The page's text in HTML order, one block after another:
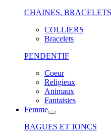
CHAINES,
COLLIERS
Bracelets
PENDENTIF
Coeur
Religieux
Animaux
Fantaisies
Femme
BAGUES ET JONCS